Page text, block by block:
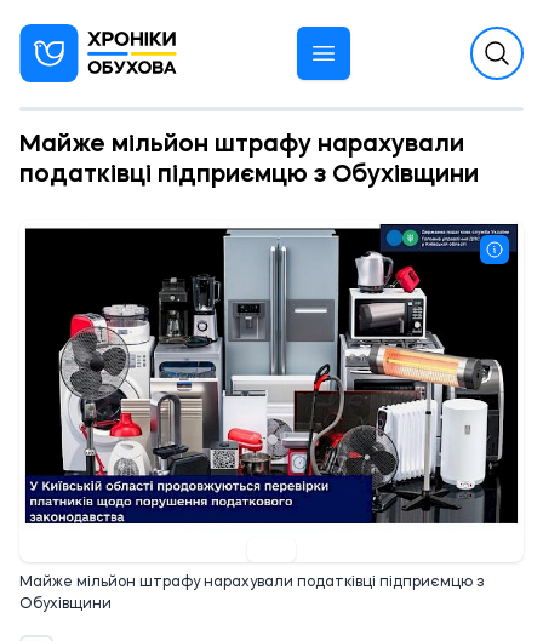
Майже мільйон штрафу нарахували
податківці підприємцю з Обухівщини
Майже мільйон штрафу нарахували податківці підприємцю з
Обухівщини